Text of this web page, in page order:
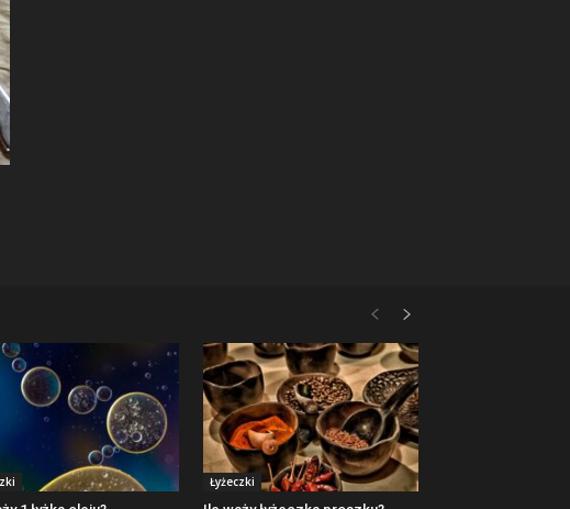
Łyżeczki